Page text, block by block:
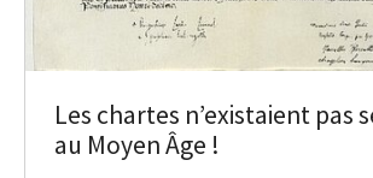
Les chartes n’existaient pas
au Moyen Âge !